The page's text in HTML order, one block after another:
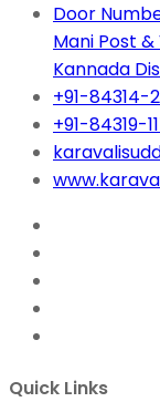
Door
Mani Post
Kannada
+91-84314-
+91-84319-
Quick Links